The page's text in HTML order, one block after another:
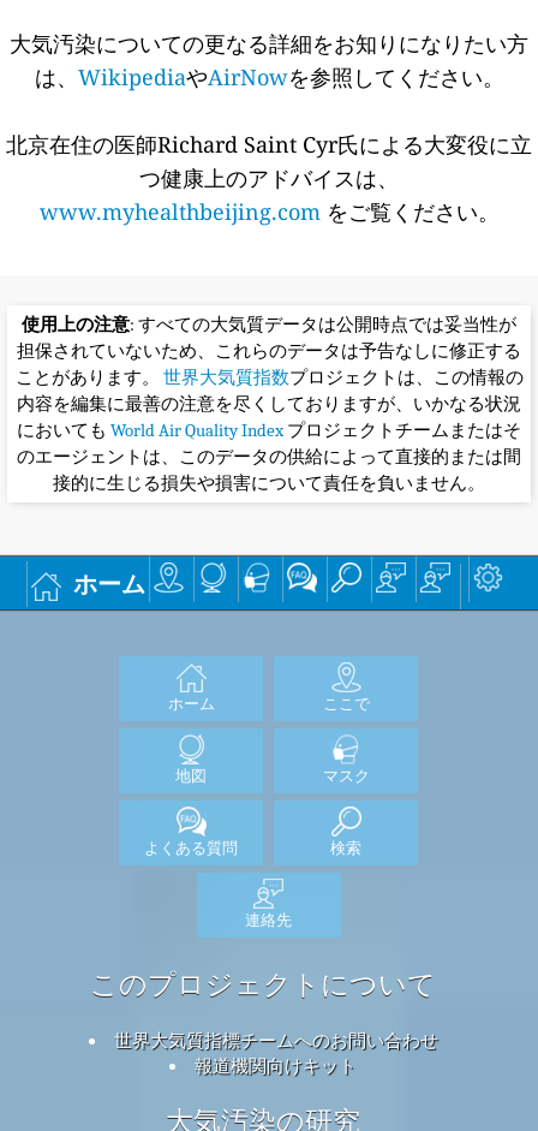
大気汚染についての更なる詳細をお知りになりたい方
は、 WikipediaやAirNowを参照してください。
北京在住の医師Richard Saint Cyr氏による大変役に立
つ健康上のアドバイスは、
www.myhealthbeijing.com をご覧ください。
使用上の注意: すべての大気質データは公開時点では妥当性が
担保されていないため、これらのデータは予告なしに修正する
ことがあります。 世界大気質指数プロジェクトは、この情報の
内容を編集に最善の注意を尽くしておりますが、いかなる状況
においても World Air Quality Indexプロジェクトチームまたはそ
のエージェントは、このデータの供給によって直接的または間
接的に生じる損失や損害について責任を負いません。
ホーム
ホーム ここで
地図 マスク
よくある質問 検索
連絡先
このプロジェクトについて
世界大気質指標チームへのお問い合わせ
報道機関向けキット
大気汚染の研究